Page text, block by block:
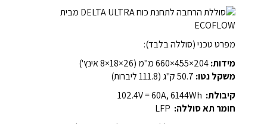
מפרט טכני (סוללה בלבד):
מידות:
משקל נטו:
קיבולת:
חומר תא סוללה: